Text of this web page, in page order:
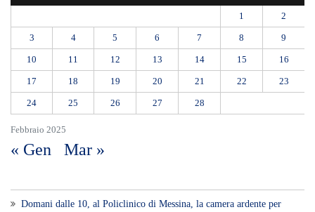
Febbraio 2025
1 2
3 4 5 6 7 8 9
10 11 12 13 14 15 16
17 18 19 20 21 22 23
24 25 26 27 28
« Gen Mar »
Domani dalle 10, al Policlinico di Messina, la camera ardente per